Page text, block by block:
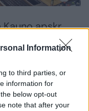
Information
to third parties, or
information for
below opt-out
note that after your
apskr.
antradienį,
Jonavos r. PK
ir jaunimo